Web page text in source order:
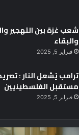
شعب غزة بين التهجير
والبقاء
فبراير 5, 2025
ترامب يُشعل النار :
مستقبل الفلسطينيين
فبراير 5, 2025